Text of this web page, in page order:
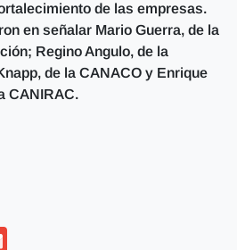
de las empresas.
en señalar Mario Guerra, de la
Regino Angulo, de la
de la CANACO y Enrique
CANIRAC.